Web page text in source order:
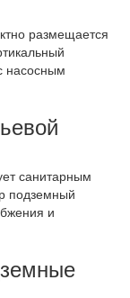
размещается
насосным
санитарным
подземный
и